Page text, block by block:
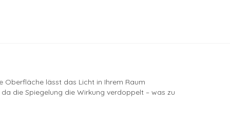
Oberfläche lässt das Licht in Ihrem Raum
die Spiegelung die Wirkung verdoppelt – was zu